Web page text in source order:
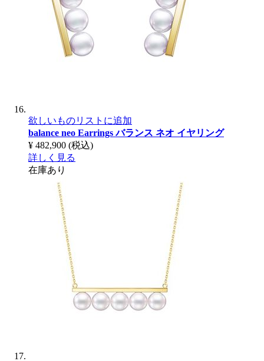
欲しいものリストに追加
balance neo Earringsバランス ネオ イヤリング
¥ 482,900 (税込)
詳しく見る
在庫あり